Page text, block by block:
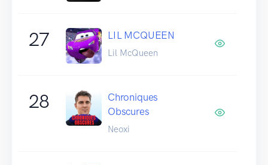
27 LIL MCQUEEN
Lil McQueen
28
Chroniques
Obscures
Neoxi